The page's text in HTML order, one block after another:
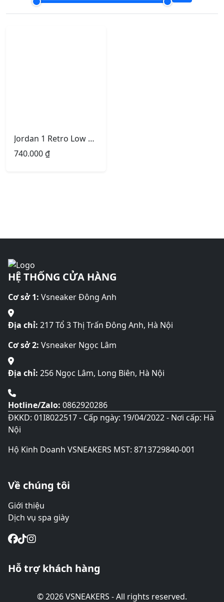
Jordan 1 Retro Low OG SP Travis Scott Reverse Mocha
740.000₫
HỆ THỐNG CỬA HÀNG
Cơ sở 1: Vsneaker Đông Anh
Địa chỉ: 217 Tổ 3 Thị Trấn Đông Anh, Hà Nội
Cơ sở 2: Vsneaker Ngọc Lâm
Địa chỉ: 256 Ngọc Lâm, Long Biên, Hà Nội
Hotline/Zalo: 0862920286
ĐKKD: 01I8022517 - Cấp ngày: 19/04/2022 - Nơi cấp: Hà
Nội
Hộ Kinh Doanh VSNEAKERS MST: 8713729840-001
Về chúng tôi
Giới thiệu
Dịch vụ spa giày
Hỗ trợ khách hàng
© 2026 VSNEAKERS - All rights reserved.